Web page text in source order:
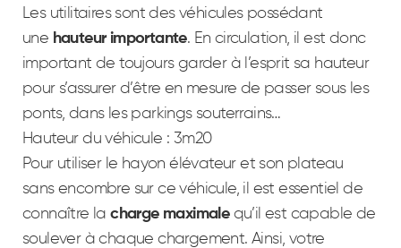
Les utilitaires sont des véhicules possédant
une hauteur importante. En circulation, il est donc
important de toujours garder à l’esprit sa hauteur
pour s’assurer d’être en mesure de passer sous les
ponts, dans les parkings souterrains…
Hauteur du véhicule : 3m20
Pour utiliser le hayon élévateur et son plateau
sans encombre sur ce véhicule, il est essentiel de
connaître lacharge maximalequ’il est capable de
soulever à chaque chargement. Ainsi, votre